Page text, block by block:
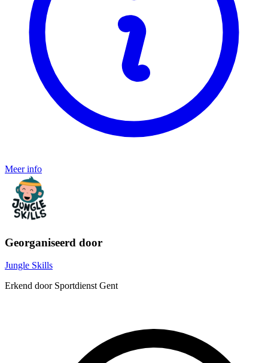
Meer info
Georganiseerd door
Jungle Skills
Erkend door Sportdienst Gent